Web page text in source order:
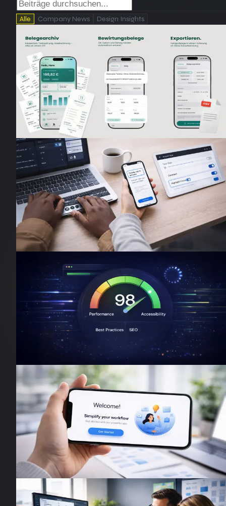
Alle Company News Design Insights
Fiscara: Jeder Beleg gescannt,
nummeriert, archiviert
Fiscara ist unser neues Produkt: ein digitales
fürs iPhone. Es scannt jeden Geschäftsbeleg,
ihn lückenlos und legt ihn GoBD-konform ab – digital
auf dem Papier.
15. Juli 2026·6Min. Lesezeit
Design Insights
Barrierefreiheit 2026: Was das BFSG
für deine Website bedeutet
Seit Juni 2025 gilt das Barrierefreiheitsstärkungsgesetz.
Erfahre, was das für dein digitales Produkt bedeutet und
wie du die Anforderungen umsetzt.
27. Februar 2026
Min. Lesezeit
Warum Ladezeit über dein Google-
Ranking entscheidet
Jede Sekunde zählt: Langsame Websites verlieren
und Rankings. So optimierst du deine Performance für
Google und deine Besucher.
Min. Lesezeit
Design Insights
Warum gutes Onboarding über den
Erfolg deiner App entscheidet
75% der Nutzer löschen eine App nach dem ersten Tag.
Erfahre, wie durchdachtes Onboarding Nutzer bindet
aus Downloads loyale User macht.
11. Februar 2026·5Min. Lesezeit
Design Insights